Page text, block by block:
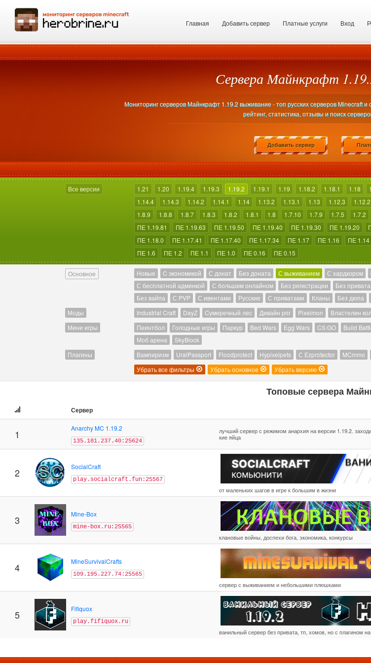
Главная Добавить сервер Платные услуги Вход
Сервера Майнкрафт
Мониторинг серверов Майнкрафт 1.19.2 выживание - топ русских серверов Minecraft
рейтинг, статистика, отзывы и поиск
Добавить сервер
Все версии 1.21 1.20 1.19.4 1.19.3 1.19.2 1.19.1 1.19 1.18.2 1.18.1 1.18
1.14.4
1.14.3 1.14.2 1.14.1 1.14 1.13.2 1.13.1 1.13 1.12.3 1.12.2
1.8.9
1.8.8 1.8.7 1.8.3 1.8.2 1.8.1 1.8 1.7.10 1.7.9 1.7.5 1.7.2
ПЕ 1.19.81
ПЕ 1.19.63 ПЕ 1.19.50 ПЕ 1.19.40 ПЕ 1.19.30 ПЕ 1.19.20
ПЕ 1.18.0
ПЕ 1.17.41 ПЕ 1.17.40 ПЕ 1.17.34 ПЕ 1.17 ПЕ 1.16 ПЕ 1.14
ПЕ 1.6
ПЕ 1.2 ПЕ 1.1 ПЕ 1.0 ПЕ 0.16 ПЕ 0.15
Основное Новые C экономикой С донат Без доната С выживанием С хардкором
С бесплатной админкой
С большим онлайном Без регистрации Без привата
Без вайпа
С PVP С ивентами Русские С приватами Кланы Без дюпа
Моды
Industrial Craft DayZ Cумеречный лес Дивайн рпг Pixelmon Властелин
Мини игры
Пеинтбол Голодные игры Паркур Bed Wars Egg Wars CS:GO Build
Моб арена
SkyBlock
Плагины
Вампиризм UralPassport Floodprotect Hypixelpets С Ezprotector MCmmo
Убрать все фильтры
Убрать основное Убрать версию
Топовые сервера
Сервер
1 Anarchy MC 1.19.2
135.181.237.40:25624
лучший сервер с режимом анархия на версии 1.19.2.
кие яйца
2 SocialCraft
play.socialcraft.fun:25567
от маленьких шагов в игре к большим в жизни
3 Mine-Box
mine-box.ru:25565
клановые войны, доспехи бога, экономика, конкурсы
4 MineSurvivalCrafts
109.195.227.74:25565
сервер с выживанием и небольшими плюшками
5 Fifiquox
play.fifiquox.ru
ванильный сервер без привата, тп, хомов, но с плагином